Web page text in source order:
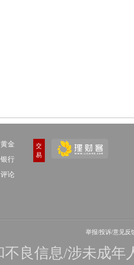
黄金
银行
评论
交
易
举报/投诉/意见反
良信息/涉未成年